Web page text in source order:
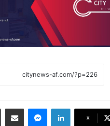
X
LinkedIn